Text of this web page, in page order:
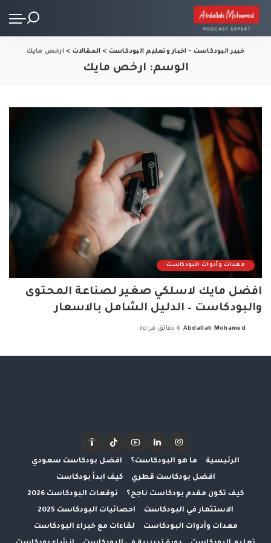
خبير البودكاست - اخبار وتعليم البودكاست > المقالات > ارخص مايك
الوسم: ارخص مايك
معدات وأدوات البودكاست
افضل مايك لاسلكي صغير لصناعة المحتوى
والبودكاست – الدليل الشامل بالاسعار
Abdallah Mohamed 6 دقائق قراءة
الرئيسية ما هو البودكاست؟
افضل بودكاست سعودي
افضل بودكاست قطري
كيف ابدأ بودكاست
كيف تكون مقدم بودكاست ناجح؟
توقعات البودكاست 2026
الاستثمار في البودكاست
احصائيات البودكاست 2025
معدات وأدوات البودكاست
لقاءات مع خبراء البودكاست